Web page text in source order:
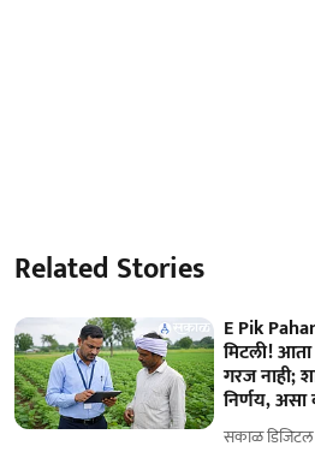
Related Stories
E Pik
मिटली!
गरज नाही;
निर्णय,
सकाळ